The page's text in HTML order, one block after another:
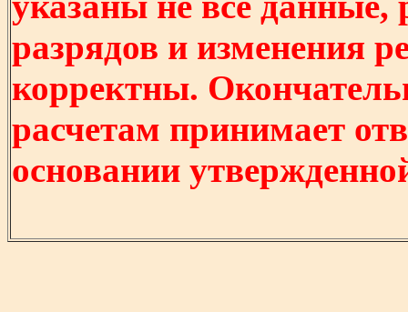
разрядов и изменения
корректны.
расчетам принимает
основании